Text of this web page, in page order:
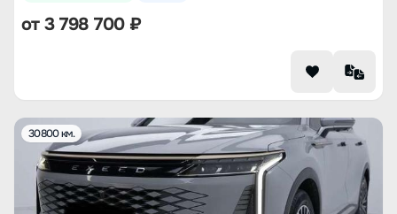
от3 798 700₽
30800 км.